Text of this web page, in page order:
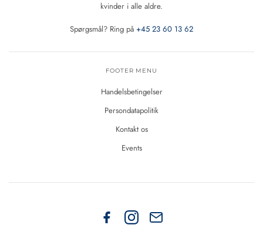
kvinder i alle aldre.
Spørgsmål? Ring på +45 23 60 13 62
FOOTER MENU
Handelsbetingelser
Persondatapolitik
Kontakt os
Events